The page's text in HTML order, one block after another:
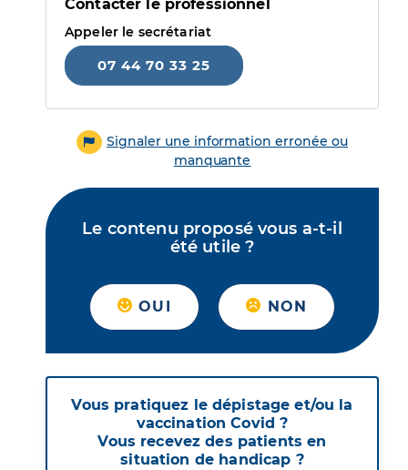
Contacter le professionnel
Appeler le secrétariat
07 44 70 33 25
Signaler une information erronée ou
manquante
Le contenu proposé vous a-t-il
été utile ?
OUI NON
Vous pratiquez le dépistage et/ou la
vaccination Covid ?
Vous recevez des patients en
situation de handicap ?